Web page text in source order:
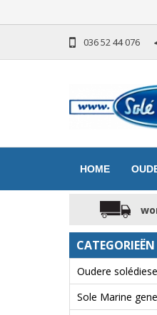
036 52 44 076
HOME
CATEGORIEËN
Oudere
Sole Marine